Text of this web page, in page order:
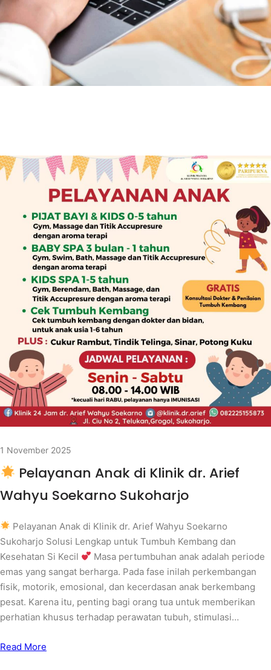
1 November 2025
Pelayanan Anak di Klinik dr. Arief
Wahyu Soekarno Sukoharjo
Pelayanan Anak di Klinik dr. Arief Wahyu Soekarno
Sukoharjo Solusi Lengkap untuk Tumbuh Kembang dan
Kesehatan Si Kecil
Masa pertumbuhan anak adalah periode
emas yang sangat berharga. Pada fase inilah perkembangan
fisik, motorik, emosional, dan kecerdasan anak berkembang
pesat. Karena itu, penting bagi orang tua untuk memberikan
perhatian khusus terhadap perawatan tubuh, stimulasi…
Read More